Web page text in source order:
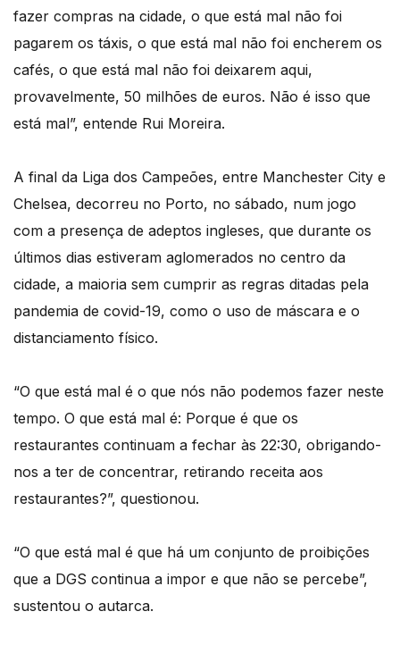
fazer compras na cidade, o que está mal não foi
pagarem os táxis, o que está mal não foi encherem os
cafés, o que está mal não foi deixarem aqui,
provavelmente, 50 milhões de euros. Não é isso que
está mal”, entende Rui Moreira.
A final da Liga dos Campeões, entre Manchester City e
Chelsea, decorreu no Porto, no sábado, num jogo
com a presença de adeptos ingleses, que durante os
últimos dias estiveram aglomerados no centro da
cidade, a maioria sem cumprir as regras ditadas pela
pandemia de covid-19, como o uso de máscara e o
distanciamento físico.
“O que está mal é o que nós não podemos fazer neste
tempo. O que está mal é: Porque é que os
restaurantes continuam a fechar às 22:30, obrigando-
nos a ter de concentrar, retirando receita aos
restaurantes?”, questionou.
“O que está mal é que há um conjunto de proibições
que a DGS continua a impor e que não se percebe”,
sustentou o autarca.